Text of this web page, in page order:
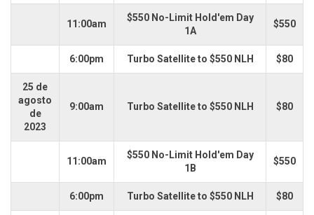
11:00am
$550 No-Limit Hold'em Day
1A
$550
6:00pm Turbo Satellite to $550 NLH $80
25 de
agosto
de
2023
9:00am Turbo Satellite to $550 NLH $80
11:00am
$550 No-Limit Hold'em Day
1B
$550
6:00pm Turbo Satellite to $550 NLH $80